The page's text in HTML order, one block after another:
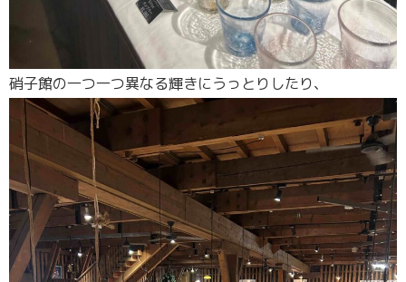
硝子館の一つ一つ異なる輝きにうっとりしたり、